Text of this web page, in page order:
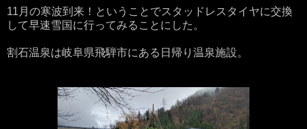
11月の寒波到来！ということでスタッドレスタイヤに交換
して早速雪国に行ってみることにした。
割石温泉は岐阜県飛騨市にある日帰り温泉施設。